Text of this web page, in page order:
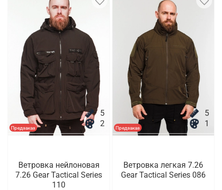
Предзаказ
5
2
Ветровка нейлоновая
7.26 Gear Tactical Series
110
Предзаказ
5
1
Ветровка легкая 7.26
Gear Tactical Series 086